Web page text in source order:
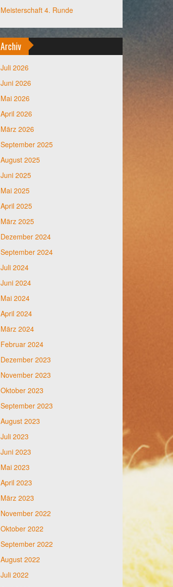
Meisterschaft 4. Runde
Archiv
Juli 2026
Juni 2026
Mai 2026
April 2026
März 2026
September 2025
August 2025
Juni 2025
Mai 2025
April 2025
März 2025
Dezember 2024
September 2024
Juli 2024
Juni 2024
Mai 2024
April 2024
März 2024
Februar 2024
Dezember 2023
November 2023
Oktober 2023
September 2023
August 2023
Juli 2023
Juni 2023
Mai 2023
April 2023
März 2023
November 2022
Oktober 2022
September 2022
August 2022
Juli 2022